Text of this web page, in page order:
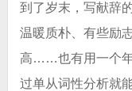
到了岁末，写献辞
温暖质朴、有些励
高……也有用一个年
过单从词性分析就